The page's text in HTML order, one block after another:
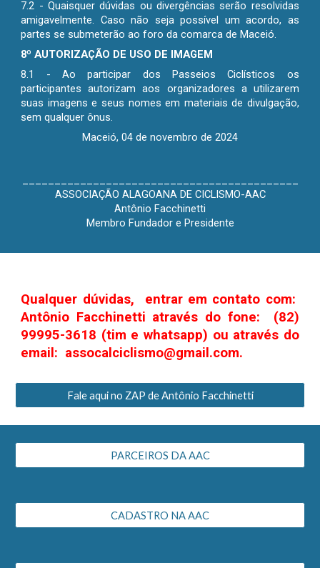
7.2 - Quaisquer dúvidas ou divergências serão resolvidas
amigavelmente. Caso não seja possível um acordo, as
partes se submeterão ao foro da comarca de Maceió.
8º AUTORIZAÇÃO DE USO DE IMAGEM
8.1 - Ao participar dos Passeios Ciclísticos os
participantes autorizam aos organizadores a utilizarem
suas imagens e seus nomes em materiais de divulgação,
sem qualquer ônus.
Maceió, 04 de novembro de 2024
ASSOCIAÇÃO ALAGOANA DE CICLISMO-AAC
Antônio Facchinetti
Membro Fundador e Presidente
Qualquer dúvidas, entrar em contato com:
Antônio Facchinetti através do fone: (82)
99995-3618 (tim e whatsapp) ou através do
email: assocalciclismo@gmail.com.
Fale aqui no ZAP de Antônio Facchinetti
PARCEIROS DA AAC
CADASTRO NA AAC